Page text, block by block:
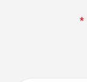
*